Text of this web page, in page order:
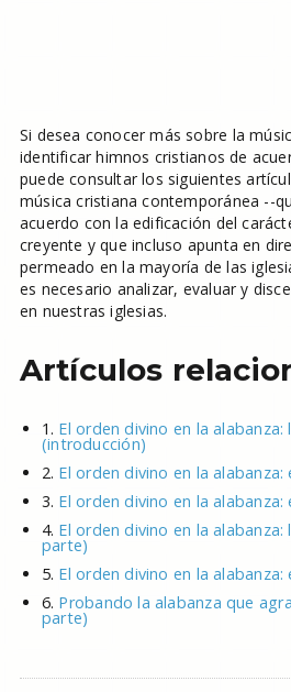
Si desea conocer más sobre la
identificar himnos cristianos de
puede consultar los siguientes
música cristiana contemporánea --
acuerdo con la edificación del
creyente y que incluso apunta en
permeado en la mayoría de las
es necesario analizar, evaluar y
en nuestras iglesias.
Artículos
1. El orden divino en la alabanza:
(introducción)
2. El orden divino en la
3. El orden divino en la
4. El orden divino en la
parte)
5. El orden divino en la
6. Probando la alabanza que
parte)